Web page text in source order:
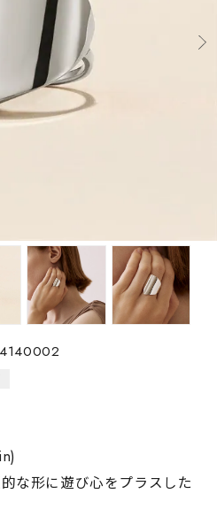
すべてのジュエリー
な形に遊び心をプラスした